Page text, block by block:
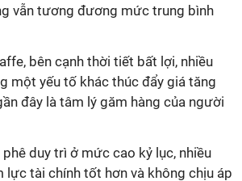
vẫn tương đương mức trung bình
bên cạnh thời tiết bất lợi, nhiều
một yếu tố khác thúc đẩy giá tăng
đây là tâm lý găm hàng của người
duy trì ở mức cao kỷ lục, nhiều
lực tài chính tốt hơn và không chịu áp